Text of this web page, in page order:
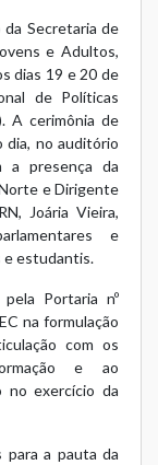
da Secretaria de
e Adultos,
dias 19 e 20 de
de Políticas
A cerimônia de
dia, no auditório
a presença da
e Dirigente
Joária Vieira,
e
e estudantis.
Portaria nº
na formulação
com os
e ao
no exercício da
para a pauta da